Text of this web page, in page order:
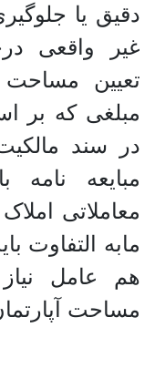
دقیق یا
غیر واقعی
تعیین مساحت
مبلغی که بر
در سند
مبایعه نامه
معاملاتی
مابه التفاوت
هم عامل
مساحت